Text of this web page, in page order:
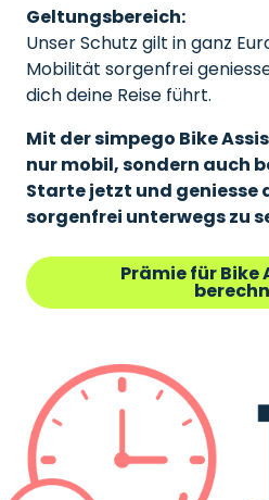
Geltungsbereich:
Unser Schutz gilt in ganz
Mobilität sorgenfrei
dich deine Reise führt.
Mit der simpego Bike
nur mobil, sondern auch
Starte jetzt und geniesse
sorgenfrei unterwegs zu
Prämie für Bike